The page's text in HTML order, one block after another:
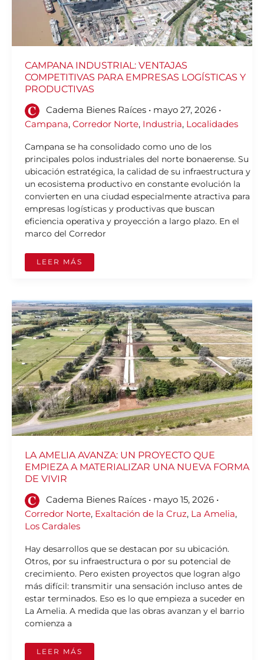
CAMPANA INDUSTRIAL: VENTAJAS
COMPETITIVAS PARA EMPRESAS LOGÍSTICAS Y
PRODUCTIVAS
Cadema Bienes Raíces • mayo 27, 2026 •
Campana, Corredor Norte, Industria, Localidades
Campana se ha consolidado como uno de los
principales polos industriales del norte bonaerense. Su
ubicación estratégica, la calidad de su infraestructura y
un ecosistema productivo en constante evolución la
convierten en una ciudad especialmente atractiva para
empresas logísticas y productivas que buscan
eficiencia operativa y proyección a largo plazo. En el
marco del Corredor
LEER MÁS
LA AMELIA AVANZA: UN PROYECTO QUE
EMPIEZA A MATERIALIZAR UNA NUEVA FORMA
DE VIVIR
Cadema Bienes Raíces • mayo 15, 2026 •
Corredor Norte, Exaltación de la Cruz, La Amelia,
Los Cardales
Hay desarrollos que se destacan por su ubicación.
Otros, por su infraestructura o por su potencial de
crecimiento. Pero existen proyectos que logran algo
más difícil: transmitir una sensación incluso antes de
estar terminados. Eso es lo que empieza a suceder en
La Amelia. A medida que las obras avanzan y el barrio
comienza a
LA
AMELIA
AVANZA:
UN
PROYECTO
QUE
EMPIEZA
A
MATERIALIZAR
UNA
NUEVA
FORMA
DE
VIVIR
LEER MÁS